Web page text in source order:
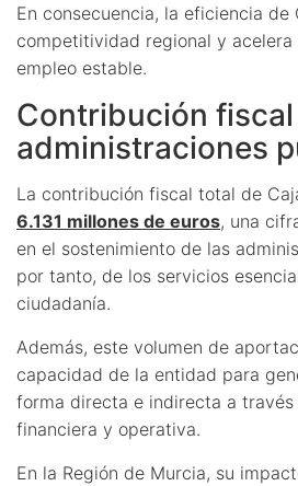
En consecuencia, la eficiencia de
competitividad regional y
empleo estable.
Contribución fiscal
administraciones
La contribución fiscal total de
6.131 millones de euros, una
en el sostenimiento de las
por tanto, de los servicios
ciudadanía.
Además, este volumen de
capacidad de la entidad para
forma directa e indirecta a
financiera y operativa.
En la Región de Murcia, su